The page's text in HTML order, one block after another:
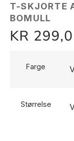
T-SKJORTE
BOMULL
KR
Farge
Størrelse